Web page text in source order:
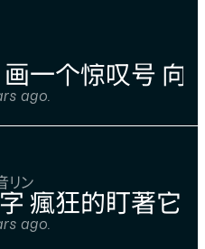
一个惊叹号 向
ago.
リン
瘋狂的盯著它
ago.